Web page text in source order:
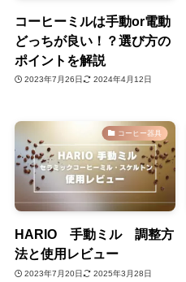
コーヒーミルは手動or電動
どっちが良い！？選び方の
ポイントを解説
2023年7月26日 2024年4月12日
コーヒー器具
HARIO 手動ミル 調整方
法と使用レビュー
2023年7月20日 2025年3月28日